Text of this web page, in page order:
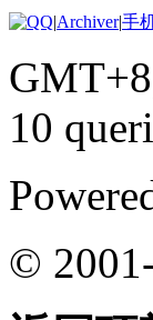
|Archiver|手
10
©